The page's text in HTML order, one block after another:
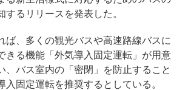
するリリースを発表した。
、多くの観光バスや高速路線バスに
きる機能「外気導入固定運転」が用意
、バス室内の「密閉」を防止すること
入固定運転を推奨するとしている。